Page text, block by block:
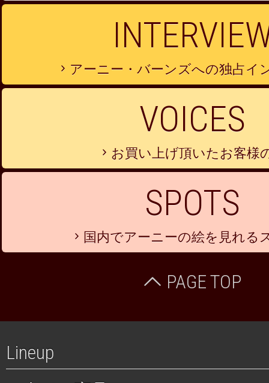
アーニー・バーンズへの独占イ
VOICES
お買い上げ頂いたお客様
SPOTS
国内でアーニーの絵を見れる
PAGE TOP
Lineup